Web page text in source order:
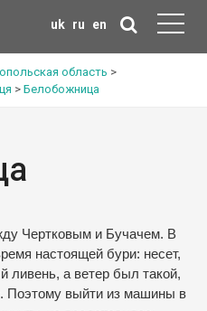
uk ru en
область >
> Белобожница
Чертковым и Бучачем. В
настоящей бури: несет,
ливень, а ветер был такой,
Поэтому выйти из машины в